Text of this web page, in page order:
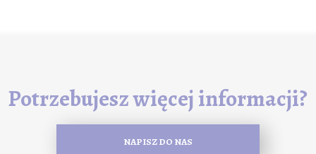
Potrzebujesz więcej informacji?
NAPISZ DO NAS